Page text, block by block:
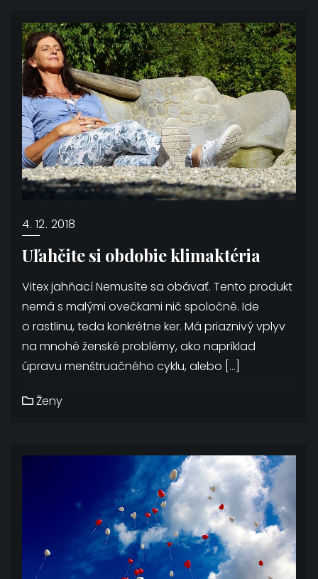
4. 12. 2018
Uľahčite si obdobie klimaktéria
Vitex jahňací Nemusíte sa obávať. Tento produkt
nemá s malými ovečkami nič spoločné. Ide
o rastlinu, teda konkrétne ker. Má priaznivý vplyv
na mnohé ženské problémy, ako napríklad
úpravu menštruačného cyklu, alebo […]
Ženy